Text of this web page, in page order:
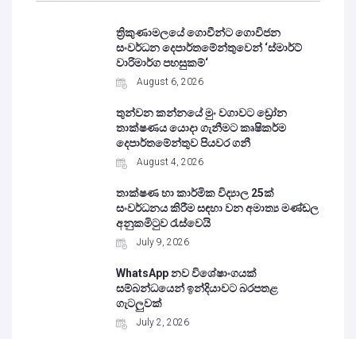
ත්‍රිකුණාමලයේ ගොවීන්ට ගොවිජන
සංවර්ධන දෙපාර්තමේන්තුවෙන් ‘ස්මාර්ට්
වාරිමාර්ග පහසුකම්‘
August 6, 2026
තුන්වන කන්නයේ මුං වගාවට ඩ්‍රෝන
තාක්ෂණය යොදා ගැනීමට කෘෂිකර්ම
දෙපාර්තමේන්තුව පියවර ගනී
August 4, 2026
තාක්ෂණ හා කාර්මික විද්‍යාල 25ක්
සංවර්ධනය කිරීම සඳහා වන අමාත්‍ය මණ්ඩල
අනුකමිටුව රැස්වෙයි
July 9, 2026
WhatsApp නව විශේෂාංගයක්
සම්බන්ධයෙන් ඉන්දියාවට බරපතළ
ගැටලුවක්
July 2, 2026